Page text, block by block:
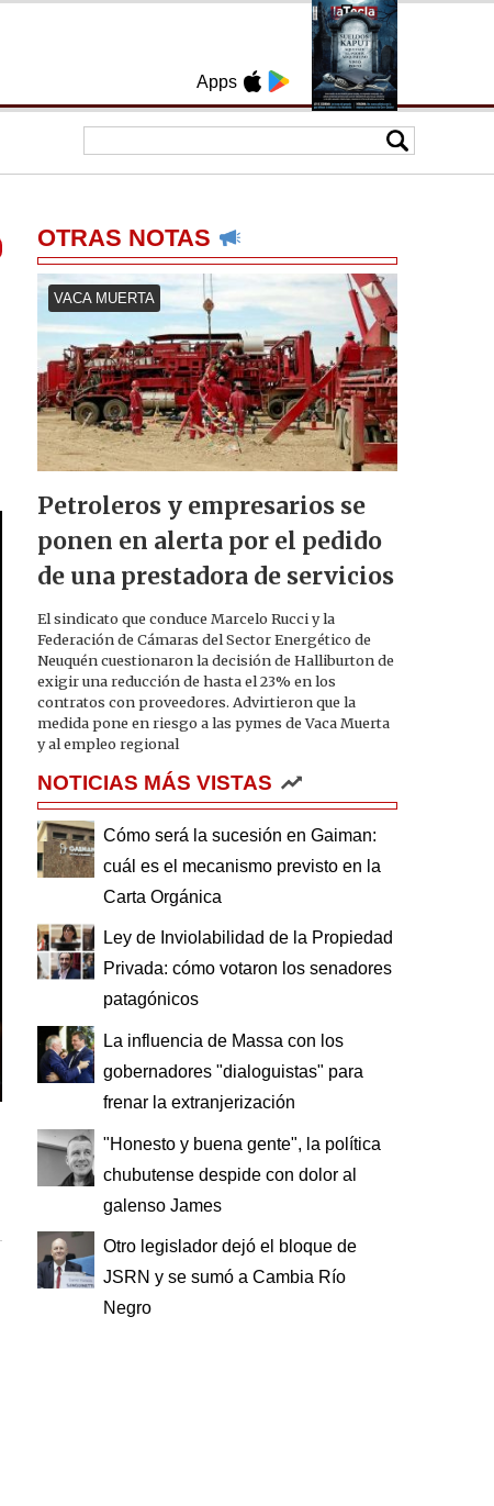
Apps
OTRAS NOTAS
VACA MUERTA
Petroleros y empresarios se
ponen en alerta por el pedido
de una prestadora de servicios
El sindicato que conduce Marcelo Rucci y la
Federación de Cámaras del Sector Energético de
Neuquén cuestionaron la decisión de Halliburton de
exigir una reducción de hasta el 23% en los
contratos con proveedores. Advirtieron que la
medida pone en riesgo a las pymes de Vaca Muerta
y al empleo regional
NOTICIAS MÁS VISTAS
Cómo será la sucesión en Gaiman:
cuál es el mecanismo previsto en la
Carta Orgánica
Ley de Inviolabilidad de la Propiedad
Privada: cómo votaron los senadores
patagónicos
La influencia de Massa con los
gobernadores "dialoguistas" para
frenar la extranjerización
"Honesto y buena gente", la política
chubutense despide con dolor al
galenso James
Otro legislador dejó el bloque de
JSRN y se sumó a Cambia Río
Negro